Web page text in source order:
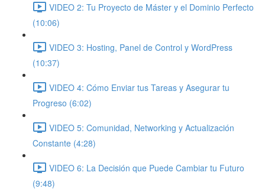
VIDEO 2: Tu Proyecto de Máster y el Dominio Perfecto
(10:06)
VIDEO 3: Hosting, Panel de Control y WordPress
(10:37)
VIDEO 4: Cómo Enviar tus Tareas y Asegurar tu
Progreso (6:02)
VIDEO 5: Comunidad, Networking y Actualización
Constante (4:28)
VIDEO 6: La Decisión que Puede Cambiar tu Futuro
(9:48)